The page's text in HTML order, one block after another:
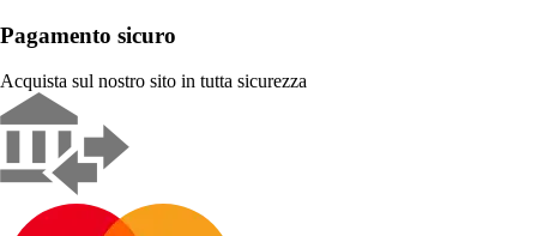
Pagamento sicuro
Acquista sul nostro sito in tutta sicurezza